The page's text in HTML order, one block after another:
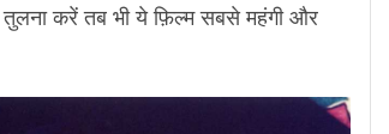
करें तब भी ये फ़िल्म सबसे महंगी और